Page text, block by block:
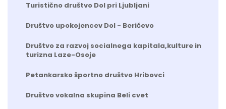
Turistično društvo Dol pri Ljubljani
Društvo upokojencev Dol - Beričevo
Društvo za razvoj socialnega kapitala,kulture in
turizna Laze-Osoje
Petankarsko športno društvo Hribovci
Društvo vokalna skupina Beli cvet